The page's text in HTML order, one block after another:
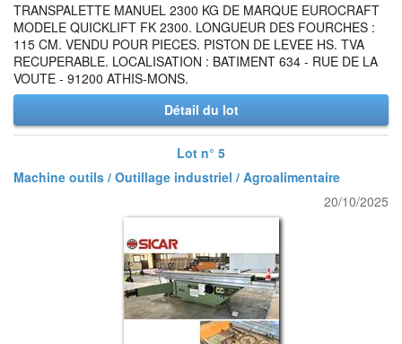
TRANSPALETTE MANUEL 2300 KG DE MARQUE EUROCRAFT
MODELE QUICKLIFT FK 2300. LONGUEUR DES FOURCHES :
115 CM. VENDU POUR PIECES. PISTON DE LEVEE HS. TVA
RECUPERABLE. LOCALISATION : BATIMENT 634 - RUE DE LA
VOUTE - 91200 ATHIS-MONS.
Détail du lot
Lot n° 5
Machine outils / Outillage industriel / Agroalimentaire
20/10/2025